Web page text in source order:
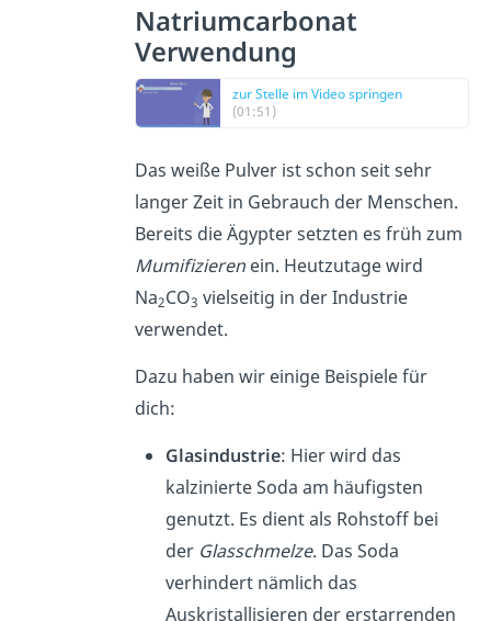
Natriumcarbonat
Verwendung
zur Stelle im Video springen
(01:51)
Das weiße Pulver ist schon seit sehr
langer Zeit in Gebrauch der Menschen.
Bereits die Ägypter setzten es früh zum
Mumifizierenein. Heutzutage wird
Na2CO3 vielseitig in der Industrie
verwendet.
Dazu haben wir einige Beispiele für
dich:
Glasindustrie: Hier wird das
kalzinierte Soda am häufigsten
genutzt. Es dient als Rohstoff bei
der Glasschmelze. Das Soda
verhindert nämlich das
Auskristallisieren der erstarrenden